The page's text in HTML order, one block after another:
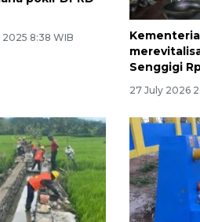
8:38 WIB
Senggigi
27 July 2026